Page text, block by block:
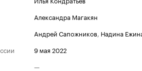
Александра Магакян
Андрей Сапожников, Надина
9 мая 2022
—